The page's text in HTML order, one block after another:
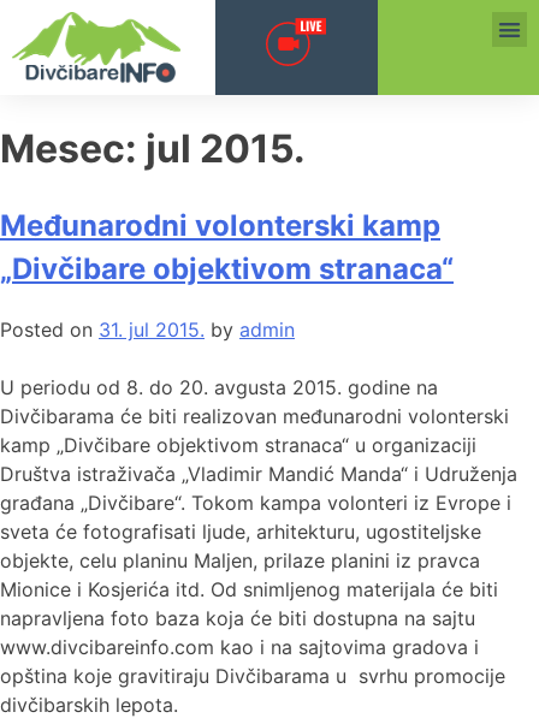
Mesec: jul 2015.
Međunarodni volonterski kamp
„Divčibare objektivom stranaca“
Posted on 31. jul 2015. by admin
U periodu od 8. do 20. avgusta 2015. godine na
Divčibarama će biti realizovan međunarodni volonterski
kamp „Divčibare objektivom stranaca“ u organizaciji
Društva istraživača „Vladimir Mandić Manda“ i Udruženja
građana „Divčibare“. Tokom kampa volonteri iz Evrope i
sveta će fotografisati ljude, arhitekturu, ugostiteljske
objekte, celu planinu Maljen, prilaze planini iz pravca
Mionice i Kosjerića itd. Od snimljenog materijala će biti
napravljena foto baza koja će biti dostupna na sajtu
www.divcibareinfo.com kao i na sajtovima gradova i
opština koje gravitiraju Divčibarama u svrhu promocije
divčibarskih lepota.